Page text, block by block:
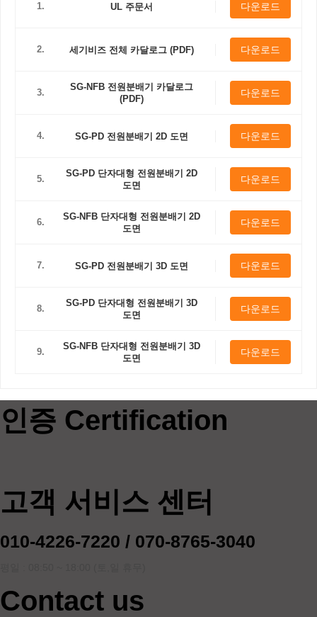
1. UL 주문서 다운로드
2. 세기비즈 전체 카달로그 (PDF) 다운로드
3.
SG-NFB 전원분배기 카달로그
(PDF)
다운로드
4. SG-PD 전원분배기 2D 도면 다운로드
5.
SG-PD 단자대형 전원분배기 2D
도면
다운로드
6.
SG-NFB 단자대형 전원분배기 2D
도면
다운로드
7. SG-PD 전원분배기 3D 도면 다운로드
8.
SG-PD 단자대형 전원분배기 3D
도면
다운로드
9.
SG-NFB 단자대형 전원분배기 3D
도면
다운로드
인증 Certification
고객 서비스 센터
010-4226-7220 / 070-8765-3040
Contact us